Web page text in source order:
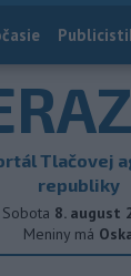
Tlačovej
republiky
Sobota 8. august
Meniny má